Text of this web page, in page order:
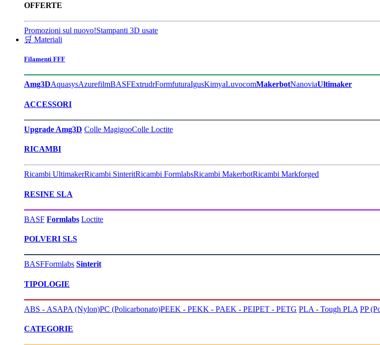
OFFERTE
Promozioni sul nuovo!Stampanti 3D usate
🛒 Materiali
Filamenti FFF
Amg3DAquasysAzurefilmBASFExtrudrFormfuturaIgusKimyaLuvocomMakerbotNanoviaUltimaker​
ACCESSORI
Upgrade Amg3D Colle MagigooColle Loctite
RICAMBI
Ricambi UltimakerRicambi SinteritRicambi FormlabsRicambi MakerbotRicambi Markforged
RESINE SLA
BASF Formlabs Loctite
POLVERI SLS
BASFFormlabs Sinterit
TIPOLOGIE
ABS - ASAPA (Nylon)PC (Policarbonato)PEEK - PEKK - PAEK - PEIPET - PETG PLA - Tough PLA PP
CATEGORIE